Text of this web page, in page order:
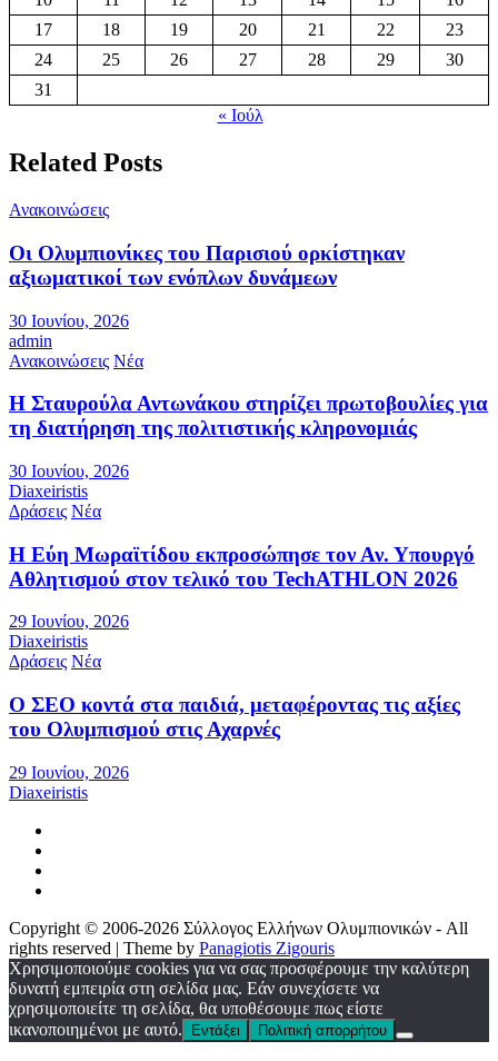
17
18 19 20 21 22
23
24
25 26 27 28 29
30
31
« Ιούλ
Related Posts
Ανακοινώσεις
Οι Ολυμπιονίκες του Παρισιού ορκίστηκαν
αξιωματικοί των ενόπλων δυνάμεων
30 Ιουνίου, 2026
admin
Ανακοινώσεις Νέα
Η Σταυρούλα Αντωνάκου στηρίζει πρωτοβουλίες για
τη διατήρηση της πολιτιστικής κληρονομιάς
30 Ιουνίου, 2026
Diaxeiristis
Δράσεις Νέα
Η Εύη Μωραϊτίδου εκπροσώπησε τον Αν. Υπουργό
Αθλητισμού στον τελικό του TechATHLON 2026
29 Ιουνίου, 2026
Diaxeiristis
Δράσεις Νέα
Ο ΣEO κοντά στα παιδιά, μεταφέροντας τις αξίες
του Ολυμπισμού στις Αχαρνές
29 Ιουνίου, 2026
Diaxeiristis
Copyright © 2006-2026 Σύλλογος Ελλήνων Ολυμπιονικών - All
rights reserved | Theme by Panagiotis Zigouris
Χρησιμοποιούμε cookies για να σας προσφέρουμε την καλύτερη
δυνατή εμπειρία στη σελίδα μας. Εάν συνεχίσετε να
χρησιμοποιείτε τη σελίδα, θα υποθέσουμε πως είστε
ικανοποιημένοι με αυτό.
Εντάξει Πολιτική απορρήτου